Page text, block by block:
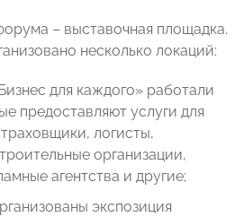
– выставочная площадка.
несколько локаций:
для каждого» работали
предоставляют услуги для
логисты,
организации,
агентства и другие;
экспозиция